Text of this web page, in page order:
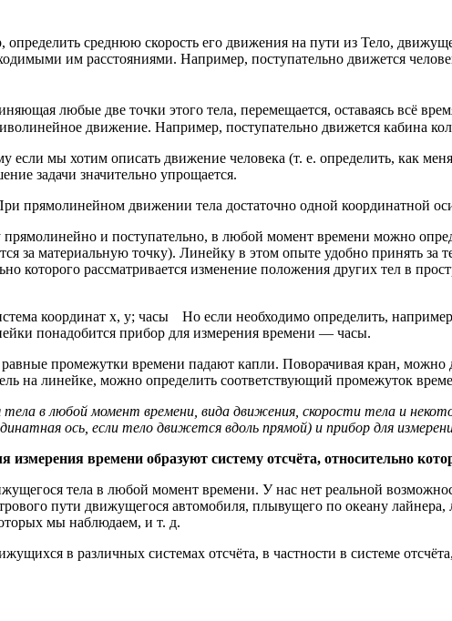
среднюю скорость его движения на пути из Тело,
им расстояниями. Например, поступательно движется
любые две точки этого тела, перемещается, оставаясь всё
движение. Например, поступательно движется кабина
мы хотим описать движение человека (т. е. определить, как
задачи значительно упрощается.
прямолинейном движении тела достаточно одной координатной
и поступательно, в любой момент времени можно
за материальную точку). Линейку в этом опыте удобно принять за
которого рассматривается изменение положения других тел в
Но если необходимо определить,
понадобится прибор для измерения времени — часы.
промежутки времени падают капли. Поворачивая кран, можно
на линейке, можно определить соответствующий промежуток
в любой момент времени, вида движения, скорости тела и
ось, если тело движется вдоль прямой) и прибор для
времени образуют систему отсчёта, относительно
тела в любой момент времени. У нас нет реальной
пути движущегося автомобиля, плывущего по океану лайнера,
мы наблюдаем, и т. д.
в различных системах отсчёта, в частности в системе